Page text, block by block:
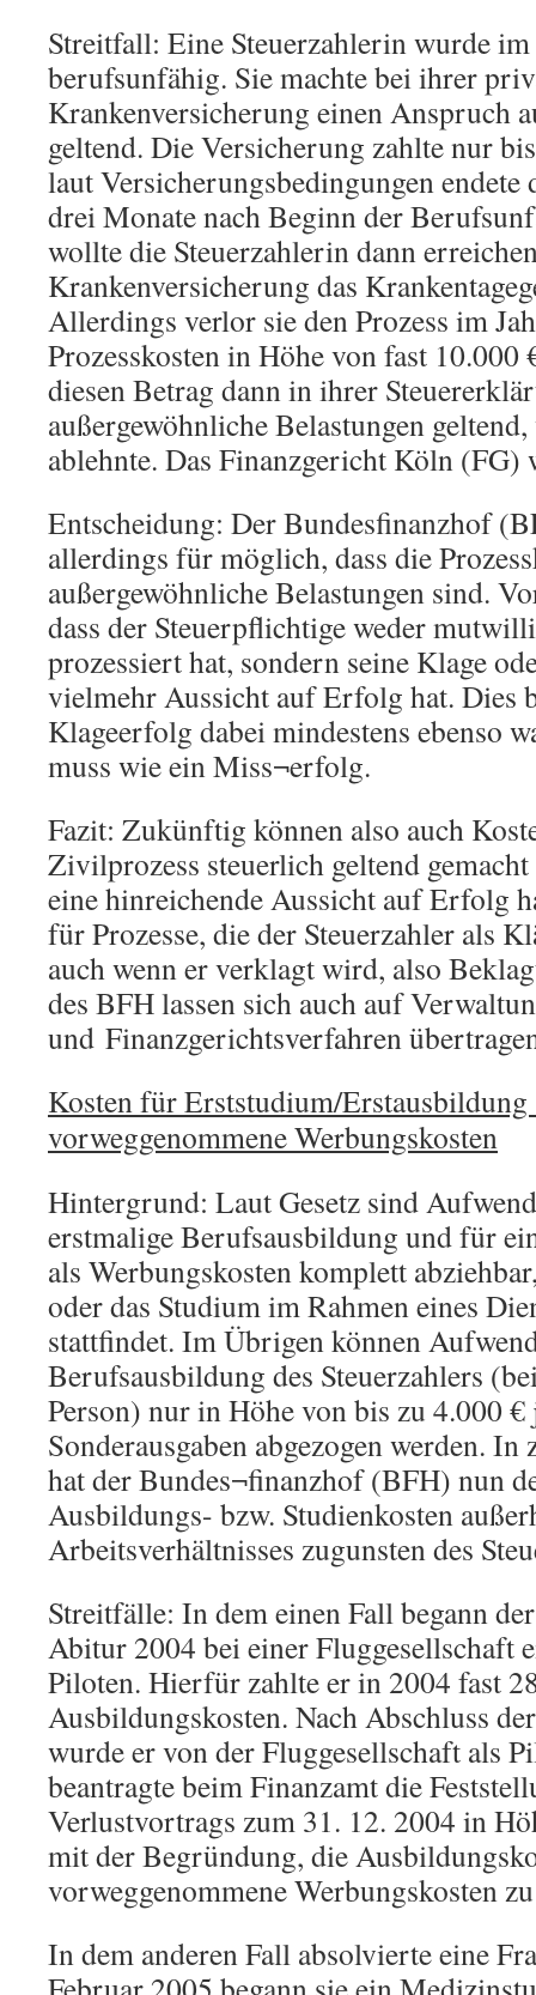
Streitfall: Eine Steuerzahlerin wurde
berufsunfähig. Sie machte bei ihrer
Krankenversicherung einen Anspruch
geltend. Die Versicherung zahlte nur
laut Versicherungsbedingungen
drei Monate nach Beginn der
wollte die Steuerzahlerin dann
Krankenversicherung das
Allerdings verlor sie den Prozess im
Prozesskosten in Höhe von fast 10.000
diesen Betrag dann in ihrer
außergewöhnliche Belastungen
ablehnte. Das Finanzgericht Köln (FG)
Entscheidung: Der Bundesfinanzhof
allerdings für möglich, dass die
außergewöhnliche Belastungen sind.
dass der Steuerpflichtige weder
prozessiert hat, sondern seine Klage
vielmehr Aussicht auf Erfolg hat. Dies
Klageerfolg dabei mindestens ebenso
muss wie ein Miss¬erfolg.
Fazit: Zukünftig können also auch
Zivilprozess steuerlich geltend
eine hinreichende Aussicht auf Erfolg
für Prozesse, die der Steuerzahler als
auch wenn er verklagt wird, also
des BFH lassen sich auch auf
und Finanzgerichtsverfahren
Kosten für Erststudium/Erstausbildung
vorweggenommene Werbungskosten
Hintergrund: Laut Gesetz sind
erstmalige Berufsausbildung und für
als Werbungskosten komplett
oder das Studium im Rahmen eines
stattfindet. Im Übrigen können
Berufsausbildung des Steuerzahlers
Person) nur in Höhe von bis zu 4.000
Sonderausgaben abgezogen werden.
hat der Bundes¬finanzhof (BFH) nun
Ausbildungs- bzw. Studienkosten
Arbeitsverhältnisses zugunsten des
Streitfälle: In dem einen Fall begann
Abitur 2004 bei einer Fluggesellschaft
Piloten. Hierfür zahlte er in 2004 fast
Ausbildungskosten. Nach Abschluss
wurde er von der Fluggesellschaft als
beantragte beim Finanzamt die
Verlustvortrags zum 31. 12. 2004 in
mit der Begründung, die
vorweggenommene Werbungskosten
In dem anderen Fall absolvierte eine